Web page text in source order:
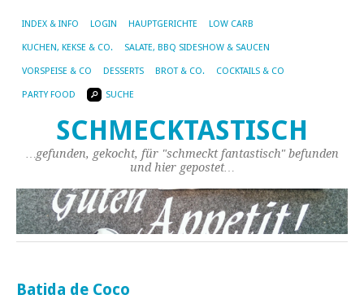
INDEX & INFO LOGIN HAUPTGERICHTE LOW CARB
KUCHEN, KEKSE & CO. SALATE, BBQ SIDESHOW & SAUCEN
VORSPEISE & CO DESSERTS BROT & CO. COCKTAILS & CO
PARTY FOOD SUCHE
SCHMECKTASTISCH
…gefunden, gekocht, für "schmeckt fantastisch" befunden
und hier gepostet…
Batida de Coco